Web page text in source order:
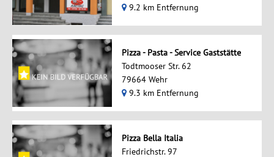
9.2 km Entfernung
Pizza - Pasta - Service Gaststätte
Todtmooser Str. 62
79664 Wehr
9.3 km Entfernung
Pizza Bella Italia
Friedrichstr. 97